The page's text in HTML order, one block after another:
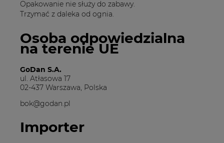
Opakowanie nie służy do zabawy.
Trzymać z daleka od ognia.
Osoba odpowiedzialna
na terenie UE
GoDan S.A.
ul. Atłasowa 17
02-437 Warszawa, Polska
bok@godan.pl
Importer